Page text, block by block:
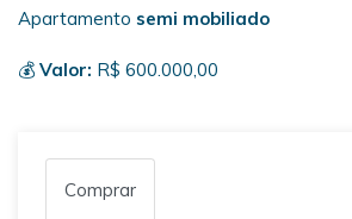
Apartamento semi mobiliado
💰 Valor: R$ 600.000,00
Comprar